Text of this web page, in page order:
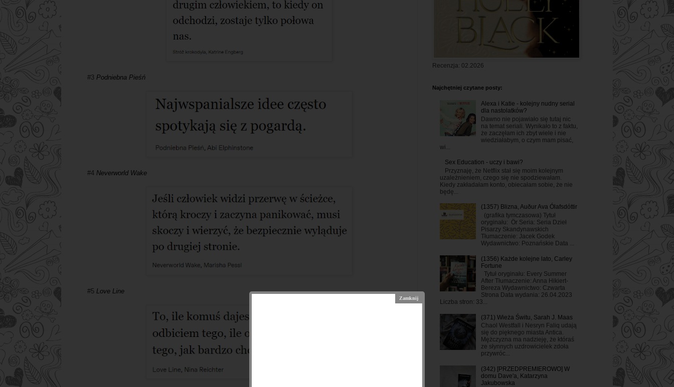
#3 Podniebna Pieśń
#4 Neverworld Wake
#5 Love Line
Recenzja: 02.2026
Najchętniej czytane posty:
Alexa i Katie - kolejny nudny serial
dla nastolatków?
Dawno nie pojawiało się tutaj nic
na temat seriali. Wynikało to z faktu,
że zaczęłam ich zbyt wiele i nie
wiedziałabym, o czym mam pisać,
wi...
Sex Education - uczy i bawi?
Przyznaję, że Netflix stał się moim kolejnym
uzależnieniem, czego się nie spodziewałam.
Kiedy zakładałam konto, obiecałam sobie, że nie
będę...
(1357) Blizna, Auður Ava Ólafsdóttir
(grafika tymczasowa) Tytuł
oryginału: Ör Seria: Seria Dzieł
Pisarzy Skandynawskich
Tłumaczenie: Jacek Godek
Wydawnictwo: Poznańskie Data ...
(1356) Każde kolejne lato, Carley
Fortune
Tytuł oryginału: Every Summer
After Tłumaczenie: Anna Hikiert-
Bereza Wydawnictwo: Czwarta
Strona Data wydania: 26.04.2023
Liczba stron: 33...
(371) Wieża Świtu, Sarah J. Maas
Chaol Westfall i Nesryn Faliq udają
się do pięknego miasta Antica.
Mężczyzna ma nadzieję, że któraś
ze słynnych uzdrowicielek zdoła
przywróc...
(342) [PRZEDPREMIEROWO] W
domu Dave'a, Katarzyna
Jakubowska